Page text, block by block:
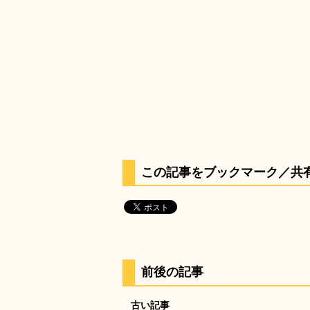
この記事をブックマーク／共
前後の記事
古い記事